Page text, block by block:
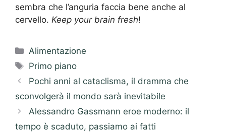
sembra che l’anguria faccia bene anche al
cervello. Keep your brain fresh!
Categorie
Alimentazione
Tag
Primo piano
Pochi anni al cataclisma, il dramma che
sconvolgerà il mondo sarà inevitabile
Alessandro Gassmann eroe moderno: il
tempo è scaduto, passiamo ai fatti